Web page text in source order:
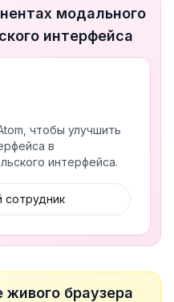
модального
интерфейса
чтобы улучшить
в
интерфейса.
сотрудник
живого браузера